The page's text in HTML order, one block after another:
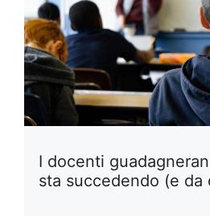
I docenti
sta succedendo (e da